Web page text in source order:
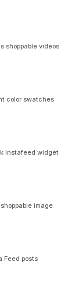
shoppable videos
color swatches
instafeed widget
image
Feed posts